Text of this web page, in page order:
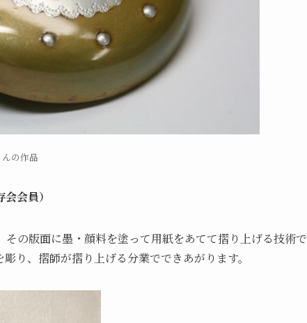
の作品
会員）
の版面に墨・顔料を塗って用紙をあてて摺り上げる技術で
り、摺師が摺り上げる分業でできあがります。